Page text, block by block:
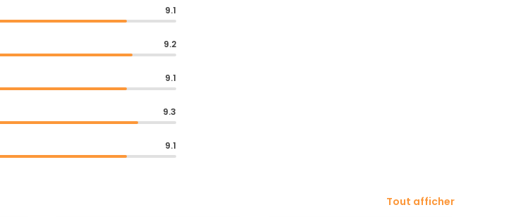
9.1
9.2
9.1
9.3
9.1
Tout afficher